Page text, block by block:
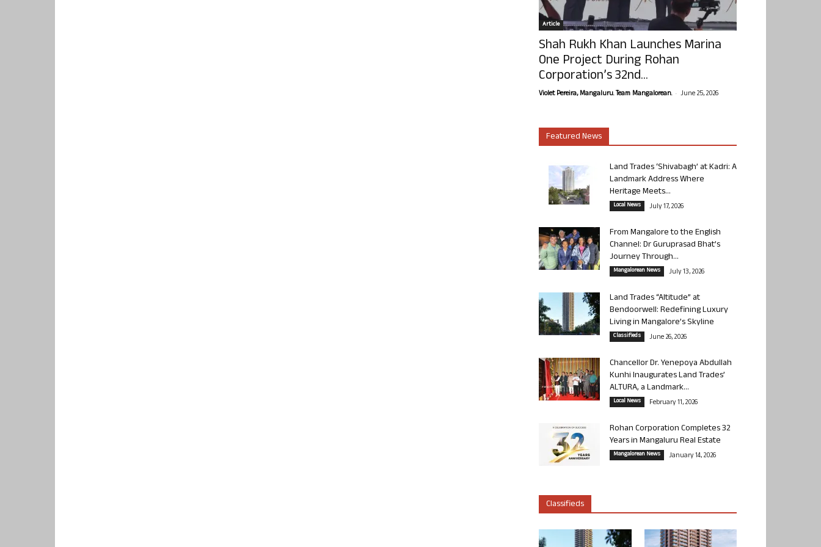
Article
Shah Rukh Khan Launches Marina
One Project During Rohan
Corporation’s 32nd...
Violet Pereira, Mangaluru. Team Mangalorean. - June 25, 2026
Featured News
Land Trades ‘Shivabagh’ at Kadri: A
Landmark Address Where
Heritage Meets...
Local News July 17, 2026
From Mangalore to the English
Channel: Dr Guruprasad Bhat’s
Journey Through...
Mangalorean News July 13, 2026
Land Trades “Altitude” at
Bendoorwell: Redefining Luxury
Living in Mangalore’s Skyline
Classifieds June 26, 2026
Chancellor Dr. Yenepoya Abdullah
Kunhi Inaugurates Land Trades’
ALTURA, a Landmark...
Local News February 11, 2026
Rohan Corporation Completes 32
Years in Mangaluru Real Estate
Mangalorean News January 14, 2026
Classifieds